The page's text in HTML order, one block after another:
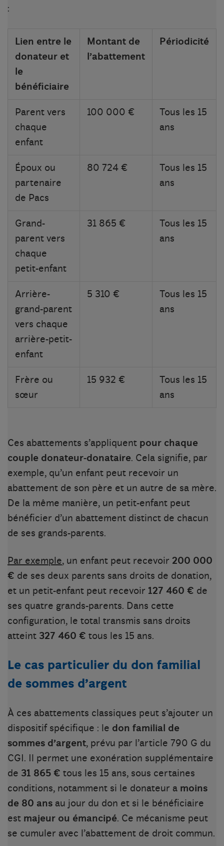
:
Lien entre le
donateur et
le
bénéficiaire
Montant de
l’abattement
Périodicité
Parent vers
chaque
enfant
100 000 €
Tous les 15
ans
Époux ou
partenaire
de Pacs
80 724 €
Tous les 15
ans
Grand-
parent vers
chaque
petit-enfant
31 865 €
Tous les 15
ans
Arrière-
grand-parent
vers chaque
arrière-petit-
enfant
5 310 €
Tous les 15
ans
Frère ou
sœur
15 932 €
Tous les 15
ans
Ces abattements s’appliquent pour chaque
couple donateur-donataire. Cela signifie, par
exemple, qu’un enfant peut recevoir un
abattement de son père et un autre de sa mère.
De la même manière, un petit-enfant peut
bénéficier d’un abattement distinct de chacun
de ses grands-parents.
Par exemple, un enfant peut recevoir 200 000
€ de ses deux parents sans droits de donation,
et un petit-enfant peut recevoir 127 460 € de
ses quatre grands-parents. Dans cette
configuration, le total transmis sans droits
atteint 327 460 € tous les 15 ans.
Le cas particulier du don familial
de sommes d’argent
À ces abattements classiques peut s’ajouter un
dispositif spécifique : le don familial de
sommes d’argent, prévu par l’article 790 G du
CGI. Il permet une exonération supplémentaire
de 31 865 € tous les 15 ans, sous certaines
conditions, notamment si le donateur a moins
de 80 ans au jour du don et si le bénéficiaire
est majeur ou émancipé. Ce mécanisme peut
se cumuler avec l’abattement de droit commun.